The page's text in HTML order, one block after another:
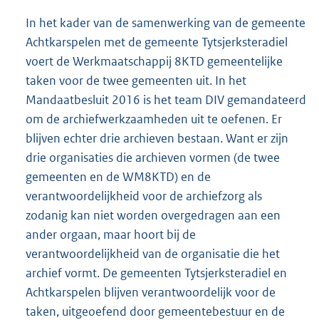
In het kader van de samenwerking van de gemeente
Achtkarspelen met de gemeente Tytsjerksteradiel
voert de Werkmaatschappij 8KTD gemeentelijke
taken voor de twee gemeenten uit. In het
Mandaatbesluit 2016 is het team DIV gemandateerd
om de archiefwerkzaamheden uit te oefenen. Er
blijven echter drie archieven bestaan. Want er zijn
drie organisaties die archieven vormen (de twee
gemeenten en de WM8KTD) en de
verantwoordelijkheid voor de archiefzorg als
zodanig kan niet worden overgedragen aan een
ander orgaan, maar hoort bij de
verantwoordelijkheid van de organisatie die het
archief vormt. De gemeenten Tytsjerksteradiel en
Achtkarspelen blijven verantwoordelijk voor de
taken, uitgeoefend door gemeentebestuur en de